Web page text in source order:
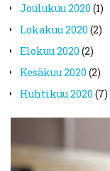
joulukuu 2020 (1)
lokakuu 2020 (2)
elokuu 2020 (2)
kesäkuu 2020 (2)
huhtikuu 2020 (7)